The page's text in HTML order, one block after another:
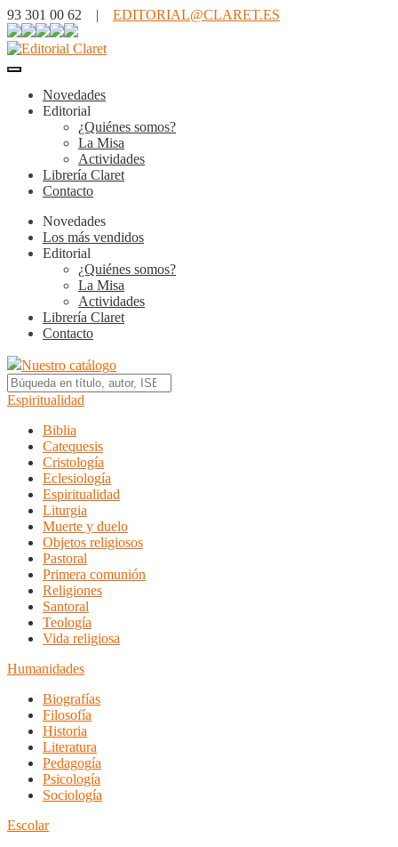
93 301 00 62 | EDITORIAL@CLARET.ES
Novedades
Editorial
¿Quiénes somos?
La Misa
Actividades
Librería Claret
Contacto
Novedades
Los más vendidos
Editorial
¿Quiénes somos?
La Misa
Actividades
Librería Claret
Contacto
Nuestro catálogo
Espiritualidad
Biblia
Catequesis
Cristología
Eclesiología
Espiritualidad
Liturgia
Muerte y duelo
Objetos religiosos
Pastoral
Primera comunión
Religiones
Santoral
Teología
Vida religiosa
Humanidades
Biografías
Filosofía
Historia
Literatura
Pedagogía
Psicología
Sociología
Escolar